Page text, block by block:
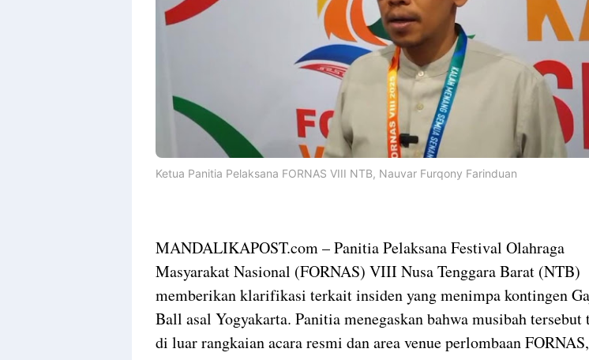
Ketua Panitia Pelaksana FORNAS VIII NTB, Nauvar Furqony Farinduan
MANDALIKAPOST.com – Panitia Pelaksana Festival Olahraga
Masyarakat Nasional (FORNAS) VIII Nusa Tenggara Barat (NTB)
memberikan klarifikasi terkait insiden yang menimpa kontingen
Ball asal Yogyakarta. Panitia menegaskan bahwa musibah tersebut
di luar rangkaian acara resmi dan area venue perlombaan FORNAS,